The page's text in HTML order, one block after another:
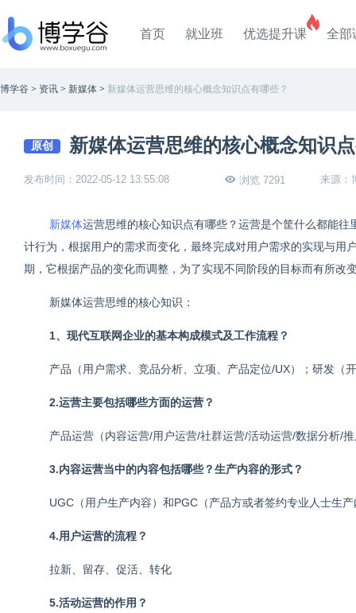
首页 就业班 优选提升课 全部
博学谷 > 资讯 > 新媒体 > 新媒体运营思维的核心概念知识点有哪些？
原创 新媒体运营思维的核心概念知识
发布时间：2022-05-12 13:55:08 浏览 7291 来源：
新媒体运营思维的核心知识点有哪些？运营是个筐什么都能
计行为，根据用户的需求而变化，最终完成对用户需求的实现与
期，它根据产品的变化而调整，为了实现不同阶段的目标而有所改
新媒体运营思维的核心知识：
1、现代互联网企业的基本构成模式及工作流程？
产品（用户需求、竞品分析、立项、产品定位/UX）； 研发（
2.运营主要包括哪些方面的运营？
产品运营（内容运营/用户运营/社群运营/活动运营/数据分析/
3.内容运营当中的内容包括哪些？生产内容的形式？
UGC（用户生产内容）和PGC（产品方或者签约专业人士生
4.用户运营的流程？
拉新、留存、促活、转化
5.活动运营的作用？